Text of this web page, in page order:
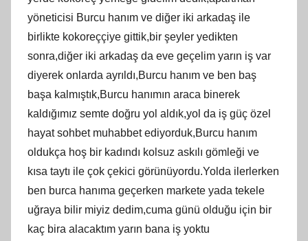
yöneticisi Burcu hanım ve diğer iki arkadaş ile
birlikte kokoreççiye gittik,bir şeyler yedikten
sonra,diğer iki arkadaş da eve geçelim yarın iş var
diyerek onlarda ayrıldı,Burcu hanım ve ben baş
başa kalmıştık,Burcu hanımın araca binerek
kaldığımız semte doğru yol aldık,yol da iş güç özel
hayat sohbet muhabbet ediyorduk,Burcu hanım
oldukça hoş bir kadındı kolsuz askılı gömleği ve
kısa taytı ile çok çekici görünüyordu.Yolda ilerlerken
ben burca hanıma geçerken markete yada tekele
uğraya bilir miyiz dedim,cuma günü olduğu için bir
kaç bira alacaktım yarın bana iş yoktu